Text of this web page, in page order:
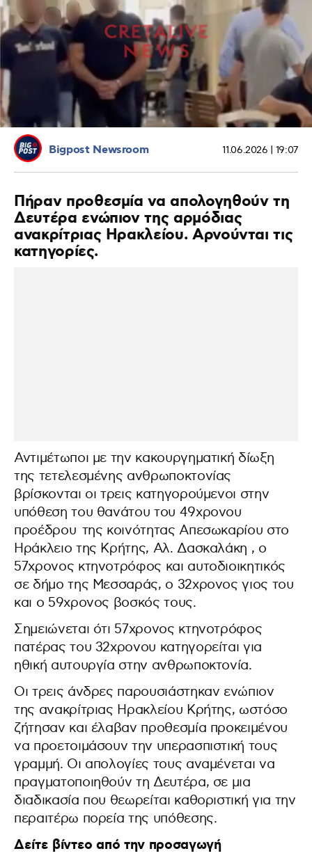
Bigpost Newsroom 11.06.2026 | 19:07
Πήραν προθεσμία να απολογηθούν τη
Δευτέρα ενώπιον της αρμόδιας
ανακρίτριας Ηρακλείου. Αρνούνται τις
κατηγορίες.
Αντιμέτωποι με την κακουργηματική δίωξη
της τετελεσμένης ανθρωποκτονίας
βρίσκονται οι τρεις κατηγορούμενοι στην
υπόθεση του θανάτου του 49χρονου
προέδρου της κοινότητας Απεσωκαρίου στο
Ηράκλειο της Κρήτης, Αλ. Δασκαλάκη , ο
57χρονος κτηνοτρόφος και αυτοδιοικητικός
σε δήμο της Μεσσαράς, ο 32χρονος γιος του
και ο 59χρονος βοσκός τους.
Σημειώνεται ότι 57χρονος κτηνοτρόφος
πατέρας του 32χρονου κατηγορείται για
ηθική αυτουργία στην ανθρωποκτονία.
Οι τρεις άνδρες παρουσιάστηκαν ενώπιον
της ανακρίτριας Ηρακλείου Κρήτης, ωστόσο
ζήτησαν και έλαβαν προθεσμία προκειμένου
να προετοιμάσουν την υπερασπιστική τους
γραμμή. Οι απολογίες τους αναμένεται να
πραγματοποιηθούν τη Δευτέρα, σε μια
διαδικασία που θεωρείται καθοριστική για την
περαιτέρω πορεία της υπόθεσης.
Δείτε βίντεο από την προσαγωγή